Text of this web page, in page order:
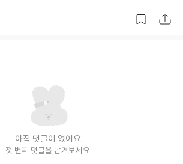
아직 댓글이 없어요.
첫 번째 댓글을 남겨보세요.